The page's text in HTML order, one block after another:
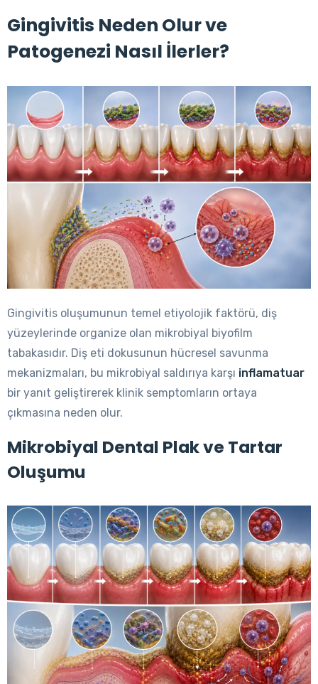
Gingivitis Neden Olur ve
Patogenezi Nasıl İlerler?
Gingivitis oluşumunun temel etiyolojik faktörü, diş
yüzeylerinde organize olan mikrobiyal biyofilm
tabakasıdır. Diş eti dokusunun hücresel savunma
mekanizmaları, bu mikrobiyal saldırıya karşı inflamatuar
bir yanıt geliştirerek klinik semptomların ortaya
çıkmasına neden olur.
Mikrobiyal Dental Plak ve Tartar
Oluşumu